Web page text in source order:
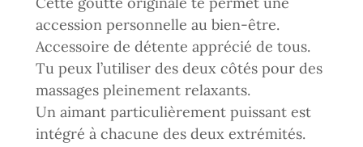
accession personnelle au bien-être.
Accessoire de détente apprécié de tous.
Tu peux l’utiliser des deux côtés pour des
massages pleinement relaxants.
Un aimant particulièrement puissant est
intégré à chacune des deux extrémités.